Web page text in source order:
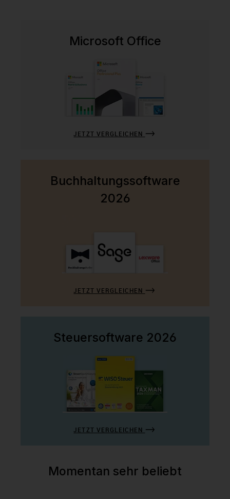
Microsoft Office
JETZT VERGLEICHEN
Buchhaltungssoftware
2026
JETZT VERGLEICHEN
Steuersoftware 2026
JETZT VERGLEICHEN
Momentan sehr beliebt